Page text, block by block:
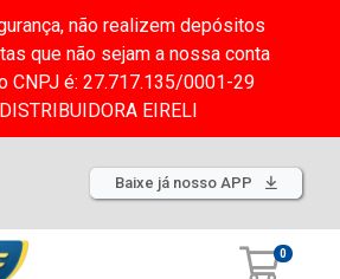
não realizem depósitos
que não sejam a nossa conta
CNPJ é: 27.717.135/0001-29
EIRELI
Baixe já nosso APP
0